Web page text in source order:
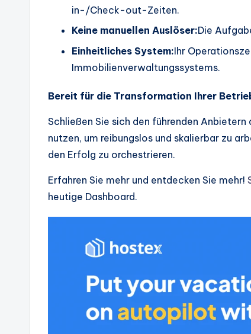
in-/Check-out-Zeiten.
Keine manuellen Auslöser:Die
Einheitliches System:Ihr
Immobilienverwaltungssystems.
Bereit für die Transformation Ihrer
Schließen Sie sich den führenden
nutzen, um reibungslos und skalierbar zu
den Erfolg zu orchestrieren.
Erfahren Sie mehr und entdecken Sie mehr!
heutige Dashboard.